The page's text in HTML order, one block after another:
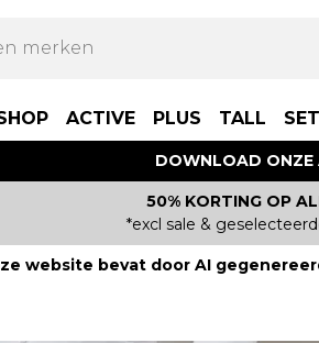
ACTIVE PLUS TALL
DOWNLOAD ONZE
50% KORTING OP
*excl sale &
website bevat door AI